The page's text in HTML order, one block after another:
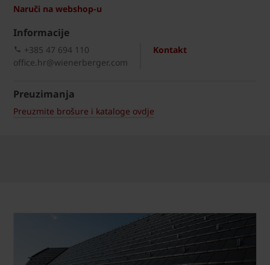
Naruči na webshop-u
Informacije
Kontakt
+385 47 694 110
office.hr@wienerberger.com
Preuzimanja
Preuzmite brošure i kataloge ovdje